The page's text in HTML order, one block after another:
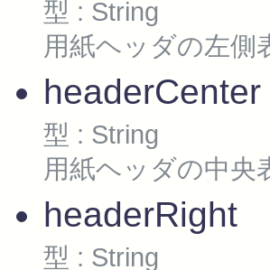
型 : String
用紙ヘッダの左側
headerCenter
型 : String
用紙ヘッダの中央
headerRight
型 : String